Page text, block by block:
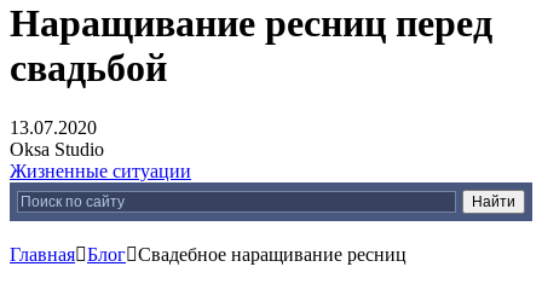
Наращивание ресниц перед
свадьбой
13.07.2020
Oksa Studio
Жизненные ситуации
ГлавнаяБлогСвадебное наращивание ресниц